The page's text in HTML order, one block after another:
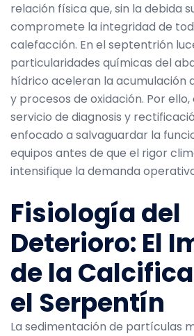
relación física que, sin la debida
compromete la integridad de
calefacción. En el septentrión
particularidades químicas del
hídrico aceleran la acumulación
y procesos de oxidación. Por
servicio de diagnosis y
enfocado a salvaguardar la
equipos antes de que el rigor
intensifique la demanda
Fisiología del
Deterioro: El
de la
el Serpentín
La sedimentación de partículas